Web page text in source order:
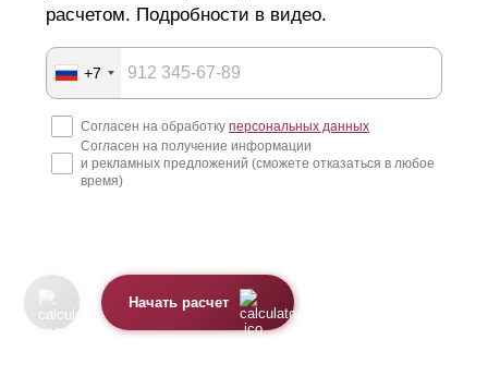
расчетом. Подробности в видео.
+7
Согласен на обработку персональных данных
Согласен на получение информации
и рекламных предложений (сможете отказаться в любое
время)
Начать расчет